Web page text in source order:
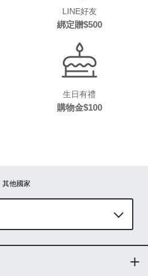
LINE好友
綁定贈$500
生日有禮
購物金$100
其他國家